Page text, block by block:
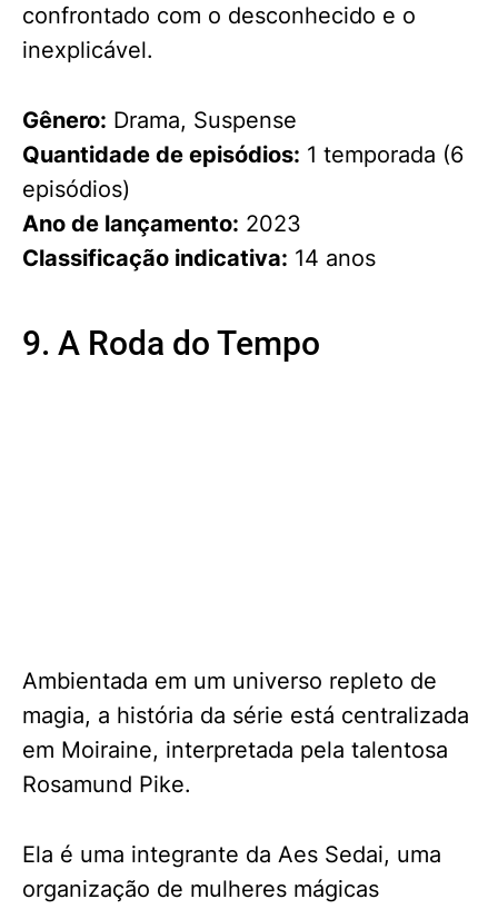
confrontado com o desconhecido e o
inexplicável.
Gênero: Drama, Suspense
Quantidade de episódios: 1 temporada (6
episódios)
Ano de lançamento: 2023
Classificação indicativa: 14 anos
9. A Roda do Tempo
Ambientada em um universo repleto de
magia, a história da série está centralizada
em Moiraine, interpretada pela talentosa
Rosamund Pike.
Ela é uma integrante da Aes Sedai, uma
organização de mulheres mágicas